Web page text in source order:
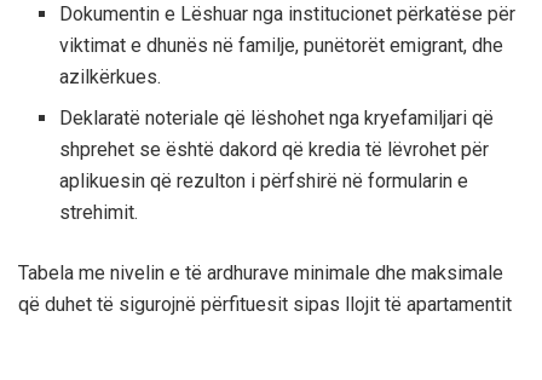
Dokumentin e Lëshuar nga institucionet përkatëse për
viktimat e dhunës në familje, punëtorët emigrant, dhe
azilkërkues.
Deklaratë noteriale që lëshohet nga kryefamiljari që
shprehet se është dakord që kredia të lëvrohet për
aplikuesin që rezulton i përfshirë në formularin e
strehimit.
Tabela me nivelin e të ardhurave minimale dhe maksimale
që duhet të sigurojnë përfituesit sipas llojit të apartamentit